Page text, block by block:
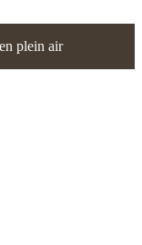
plein air